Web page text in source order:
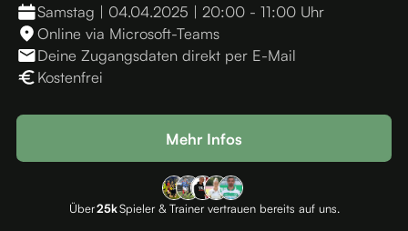
Samstag | 04.04.2025 | 20:00 - 11:00 Uhr
Online via Microsoft-Teams
Deine Zugangsdaten direkt per E-Mail
Kostenfrei
Mehr Infos
Über25kSpieler & Trainer vertrauen bereits auf uns.